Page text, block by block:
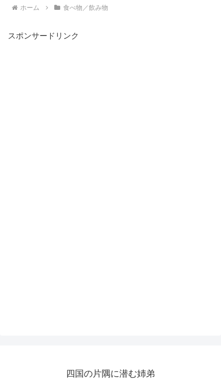
ホーム 食べ物／飲み物
スポンサードリンク
四国の片隅に潜む姉弟